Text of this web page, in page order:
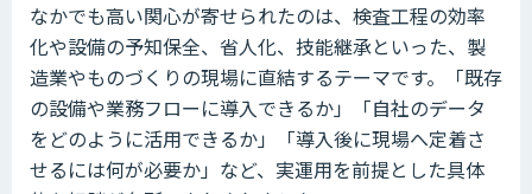
なかでも高い関心が寄せられたのは、検査工程の効率
化や設備の予知保全、省人化、技能継承といった、製
造業やものづくりの現場に直結するテーマです。「既存
の設備や業務フローに導入できるか」「自社のデータ
をどのように活用できるか」「導入後に現場へ定着さ
せるには何が必要か」など、実運用を前提とした具体